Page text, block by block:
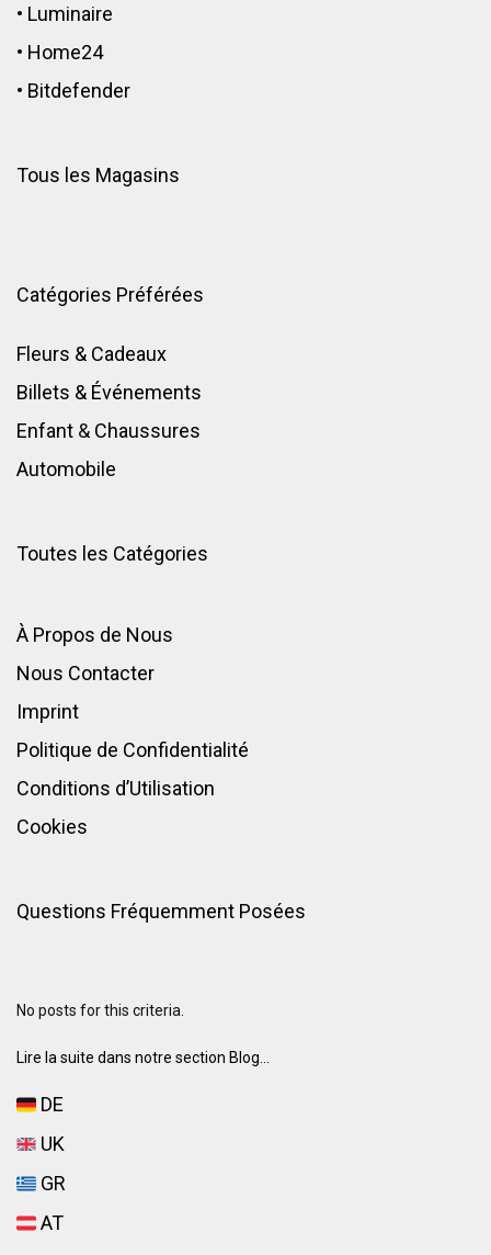
• Luminaire
• Home24
• Bitdefender
Tous les Magasins
Catégories Préférées
Fleurs & Cadeaux
Billets & Événements
Enfant & Chaussures
Automobile
Toutes les Catégories
À Propos de Nous
Nous Contacter
Imprint
Politique de Confidentialité
Conditions d’Utilisation
Cookies
Questions Fréquemment Posées
No posts for this criteria.
Lire la suite dans notre section Blog...
DE
UK
GR
AT